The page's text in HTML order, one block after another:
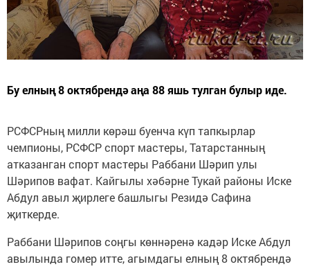
Бу елның 8 октябрендә аңа 88 яшь тулган булыр иде.
РСФСРның милли көрәш буенча күп тапкырлар
чемпионы, РСФСР спорт мастеры, Татарстанның
атказанган спорт мастеры Раббани Шәрип улы
Шәрипов вафат. Кайгылы хәбәрне Тукай районы Иске
Абдул авыл җирлеге башлыгы Резидә Сафина
җиткерде.
Раббани Шәрипов соңгы көннәренә кадәр Иске Абдул
авылында гомер итте, агымдагы елның 8 октябрендә